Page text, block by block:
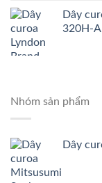
Dây
320H-A
Nhóm sản phẩm
Dây